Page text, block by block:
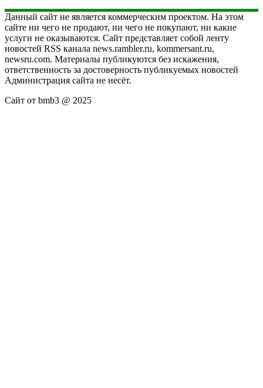
Данный сайт не является коммерческим проектом. На этом
сайте ни чего не продают, ни чего не покупают, ни какие
услуги не оказываются. Сайт представляет собой ленту
новостей RSS канала news.rambler.ru, kommersant.ru,
newsru.com. Материалы публикуются без искажения,
ответственность за достоверность публикуемых новостей
Администрация сайта не несёт.
Сайт от bmb3 @ 2025